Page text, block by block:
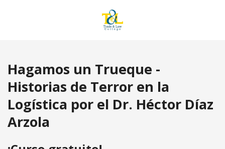
Hagamos un Trueque -
Historias de Terror en la
Logística por el Dr. Héctor Díaz
Arzola